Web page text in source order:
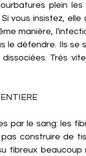
plein les
vous insistez,
manière,
le défendre. Ils se
Très
par le sang: les
construire de
fibreux